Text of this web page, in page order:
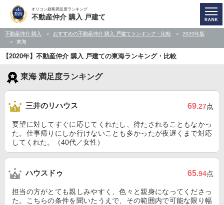
オリコン顧客満足度ランキング
不動産仲介 購入 戸建て
不動産仲介 購入 おすすめの不動産仲介 購入 戸建てランキング・比較
2020年版
東海
【2020年】不動産仲介 購入 戸建ての東海ランキング・比較
東海 満足度ランキング
三井のリハウス 69.27点
要望に対してすぐに応じてくれたし、待たされることもなかっ
た。仕事帰りにしか行けないことも多かったが夜遅くまで対応
してくれた。（40代／女性）
ハウスドゥ 65.94点
担当の方がとても親しみやすく、色々と親身になってくださっ
た。こちらの条件を聞いたうえで、その範囲内で可能な限り幅